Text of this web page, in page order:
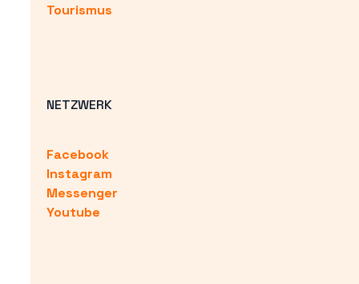
Tourismus
NETZWERK
Facebook
Instagram
Messenger
Youtube